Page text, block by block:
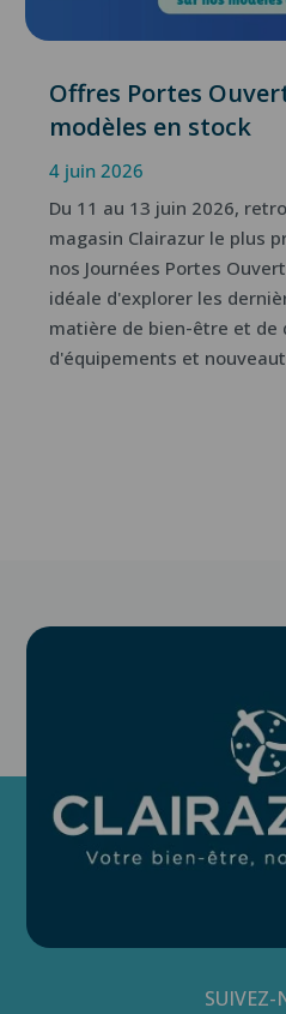
Offres Portes
modèles en stock
4 juin 2026
Du 11 au 13 juin 2026,
magasin Clairazur le plus
nos Journées Portes
idéale d'explorer les
matière de bien-être et de
d'équipements et
SUIVEZ-